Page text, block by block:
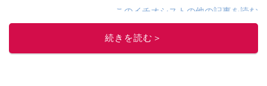
このイチオシストの他の記事を読む
続きを読む＞